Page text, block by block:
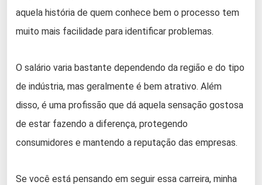
aquela história de quem conhece bem o processo tem
muito mais facilidade para identificar problemas.
O salário varia bastante dependendo da região e do tipo
de indústria, mas geralmente é bem atrativo. Além
disso, é uma profissão que dá aquela sensação gostosa
de estar fazendo a diferença, protegendo
consumidores e mantendo a reputação das empresas.
Se você está pensando em seguir essa carreira, minha